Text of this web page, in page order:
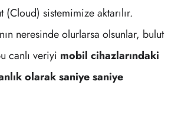
sistemimize aktarılır.
neresinde olurlarsa olsunlar, bulut
canlı veriyi mobil cihazlarındaki
olarak saniye saniye